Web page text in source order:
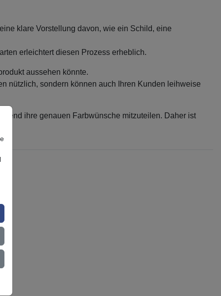
klare Vorstellung davon, wie ein Schild, eine
erleichtert diesen Prozess erheblich.
aussehen könnte.
nützlich, sondern können auch Ihren Kunden leihweise
ihre genauen Farbwünsche mitzuteilen. Daher ist